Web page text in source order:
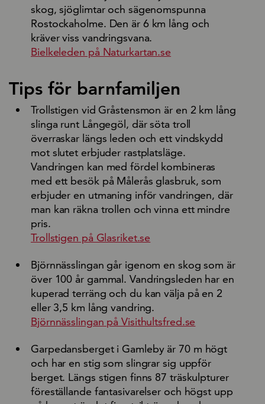
skog, sjöglimtar och sägenomspunna
Rostockaholme. Den är 6 km lång och
kräver viss vandringsvana.
Bielkeleden på Naturkartan.se
Tips för barnfamiljen
Trollstigen vid Gråstensmon är en 2 km lång
slinga runt Långegöl, där söta troll
överraskar längs leden och ett vindskydd
mot slutet erbjuder rastplatsläge.
Vandringen kan med fördel kombineras
med ett besök på Målerås glasbruk, som
erbjuder en utmaning inför vandringen, där
man kan räkna trollen och vinna ett mindre
pris.
Trollstigen på Glasriket.se
Björnnässlingan går igenom en skog som är
över 100 år gammal. Vandringsleden har en
kuperad terräng och du kan välja på en 2
eller 3,5 km lång vandring.
Björnnässlingan på Visithultsfred.se
Garpedansberget i Gamleby är 70 m högt
och har en stig som slingrar sig uppför
berget. Längs stigen finns 87 träskulpturer
föreställande fantasivarelser och högst upp